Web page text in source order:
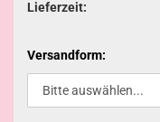
Lieferzeit:
Versandform: